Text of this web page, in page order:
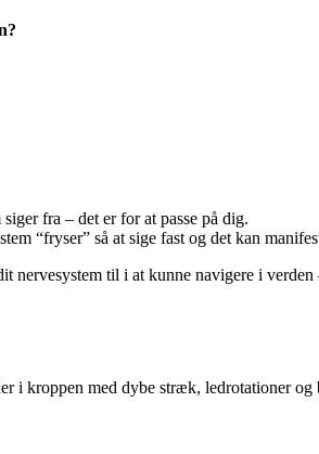
fra – det er for at passe på dig.
“fryser” så at sige fast og det kan
til i at kunne navigere i verden
kroppen med dybe stræk, ledrotationer